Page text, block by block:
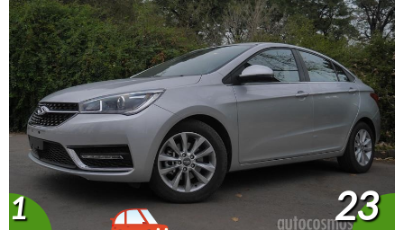
1 23